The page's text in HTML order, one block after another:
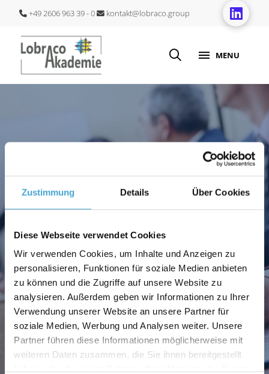
Zustimmung Details Über Cookies
Diese Webseite verwendet Cookies
Wir verwenden Cookies, um Inhalte und Anzeigen zu
personalisieren, Funktionen für soziale Medien anbieten
zu können und die Zugriffe auf unsere Website zu
analysieren. Außerdem geben wir Informationen zu Ihrer
Verwendung unserer Website an unsere Partner für
soziale Medien, Werbung und Analysen weiter. Unsere
Partner führen diese Informationen möglicherweise mit
weiteren Daten zusammen, die Sie ihnen bereitgestellt
+49 2606 963 39 - 0 kontakt@lobraco.group
MENU
Job & Cooperation
Offers
Current job and career offers in our
company.
StartAbout us Job & Cooperation Offers